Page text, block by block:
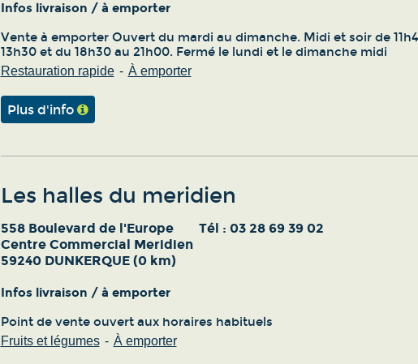
Infos livraison / à emporter
Vente à emporter Ouvert du mardi au dimanche. Midi et soir de
13h30 et du 18h30 au 21h00. Fermé le lundi et le dimanche midi
Restauration rapide À emporter
Plus d'info
Les halles du meridien
558 Boulevard de l'Europe
Centre Commercial Meridien
59240 DUNKERQUE (0 km)
Tél : 03 28 69 39 02
Infos livraison / à emporter
Point de vente ouvert aux horaires habituels
Fruits et légumes À emporter